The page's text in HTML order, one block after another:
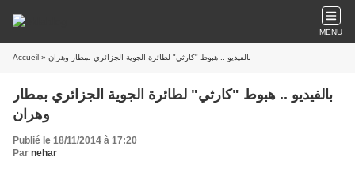
MENU
Accueil » بالفيديو .. هبوط "كارثي" لطائرة الجوية الجزائري بمطار وهران
بالفيديو .. هبوط "كارثي" لطائرة الجوية الجزائري بمطار
وهران
Publié le 18/11/2014 à 17:20
Par nehar